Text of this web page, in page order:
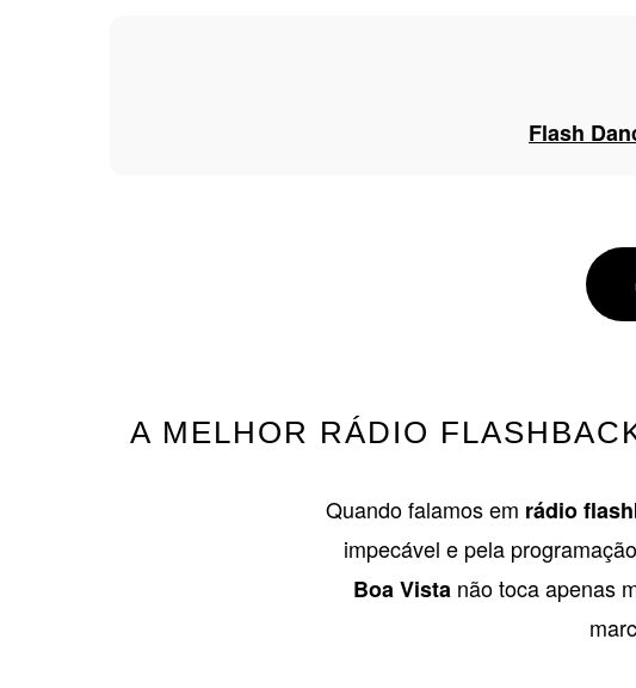
Flash
A MELHOR RÁDIO
Quando falamos em rádio
impecável e pela
Boa Vista não toca apenas